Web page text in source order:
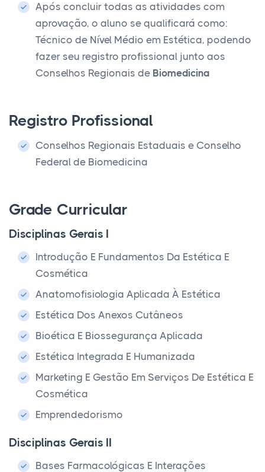
Após concluir todas as atividades com
aprovação, o aluno se qualificará como:
Técnico de Nível Médio em Estética, podendo
fazer seu registro profissional junto aos
Conselhos Regionais de Biomedicina
Registro Profissional
Conselhos Regionais Estaduais e Conselho
Federal de Biomedicina
Grade Curricular
Disciplinas Gerais I
Introdução E Fundamentos Da Estética E
Cosmética
Anatomofisiologia Aplicada À Estética
Estética Dos Anexos Cutâneos
Bioética E Biossegurança Aplicada
Estética Integrada E Humanizada
Marketing E Gestão Em Serviços De Estética E
Cosmética
Emprendedorismo
Disciplinas Gerais II
Bases Farmacológicas E Interações